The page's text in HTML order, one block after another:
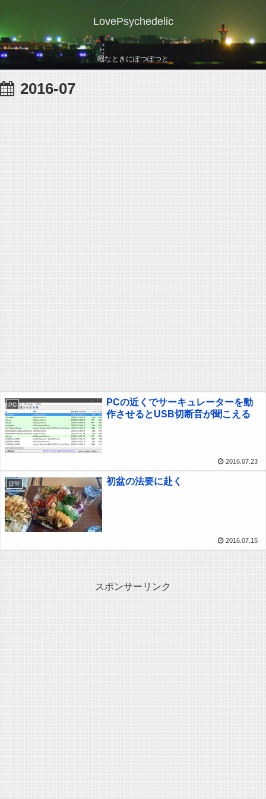
LovePsychedelic
暇なときにぽつぽつと
2016-07
PC
PCの近くでサーキュレーターを動
作させるとUSB切断音が聞こえる
2016.07.23
日常 初盆の法要に赴く
2016.07.15
スポンサーリンク